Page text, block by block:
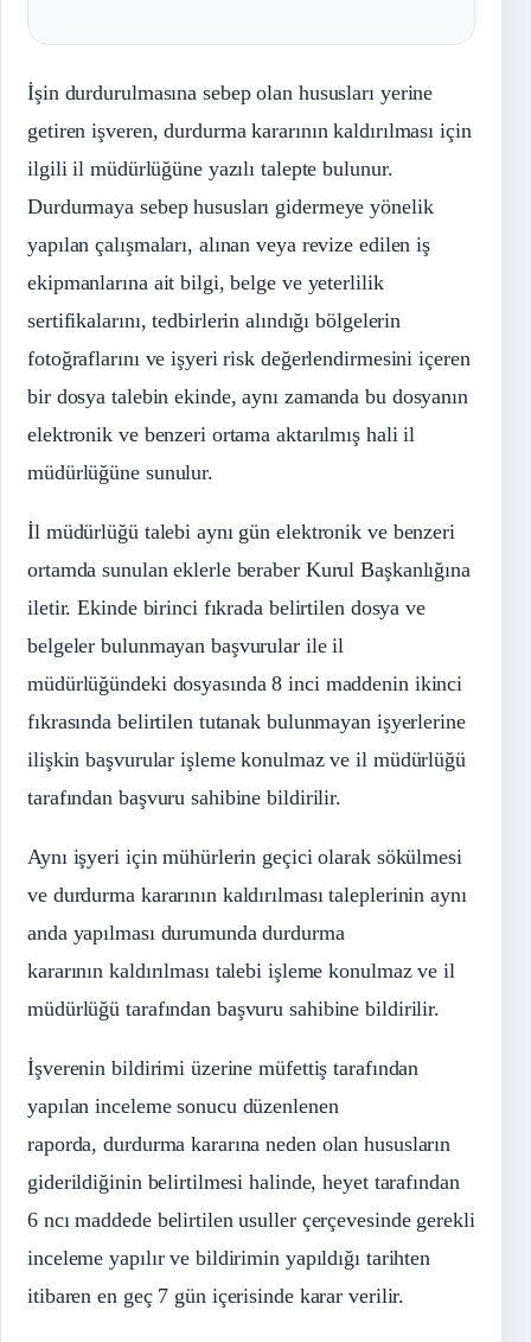
İşin durdurulmasına sebep olan hususları yerine
getiren işveren, durdurma kararının kaldırılması için
ilgili il müdürlüğüne yazılı talepte bulunur.
Durdurmaya sebep hususları gidermeye yönelik
yapılan çalışmaları, alınan veya revize edilen iş
ekipmanlarına ait bilgi, belge ve yeterlilik
sertifikalarını, tedbirlerin alındığı bölgelerin
fotoğraflarını ve işyeri risk değerlendirmesini içeren
bir dosya talebin ekinde, aynı zamanda bu dosyanın
elektronik ve benzeri ortama aktarılmış hali il
müdürlüğüne sunulur.
İl müdürlüğü talebi aynı gün elektronik ve benzeri
ortamda sunulan eklerle beraber Kurul Başkanlığına
iletir. Ekinde birinci fıkrada belirtilen dosya ve
belgeler bulunmayan başvurular ile il
müdürlüğündeki dosyasında 8 inci maddenin ikinci
fıkrasında belirtilen tutanak bulunmayan işyerlerine
ilişkin başvurular işleme konulmaz ve il müdürlüğü
tarafından başvuru sahibine bildirilir.
Aynı işyeri için mühürlerin geçici olarak sökülmesi
ve durdurma kararının kaldırılması taleplerinin aynı
anda yapılması durumunda durdurma
kararının kaldırılması talebi işleme konulmaz ve il
müdürlüğü tarafından başvuru sahibine bildirilir.
İşverenin bildirimi üzerine müfettiş tarafından
yapılan inceleme sonucu düzenlenen
raporda, durdurma kararına neden olan hususların
giderildiğinin belirtilmesi halinde, heyet tarafından
6 ncı maddede belirtilen usuller çerçevesinde gerekli
inceleme yapılır ve bildirimin yapıldığı tarihten
itibaren en geç 7 gün içerisinde karar verilir.